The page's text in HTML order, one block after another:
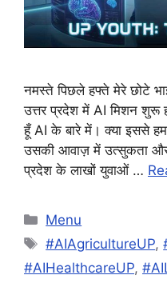
नमस्ते पिछले हफ्ते मेरे छोटे
उत्तर प्रदेश में AI मिशन शुरू
हूँ AI के बारे में। क्या इससे
उसकी आवाज़ में उत्सुकता और
प्रदेश के लाखों युवाओं …
Categories
Menu
Tags
#AIAgricultureUP,
#AIHealthcareUP,